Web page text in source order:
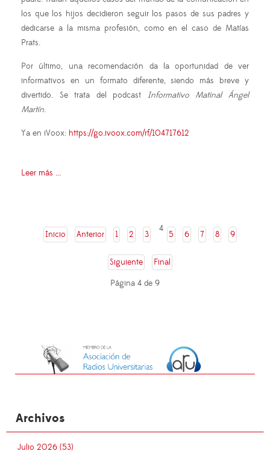
los que los hijos decidieron seguir los pasos de sus padres y
dedicarse a la misma profesión, como en el caso de Matías
Prats.
Por último, una recomendación da la oportunidad de ver
informativos en un formato diferente, siendo más breve y
divertido. Se trata del podcast Informativo Matinal Ángel
Martín.
Ya en iVoox: https://go.ivoox.com/rf/104717612
Leer más ...
Inicio Anterior 1 2 3
4
5 6 7 8 9
Siguiente
Final
Página 4 de 9
Archivos
Julio 2026 (53)